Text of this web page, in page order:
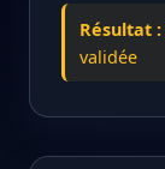
Résultat :
validée